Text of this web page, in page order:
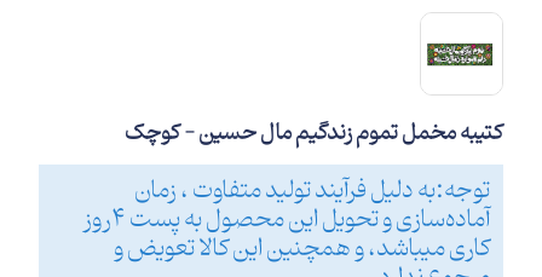
کتیبه مخمل تموم زندگیم مال حسین - کوچک
توجه:به دلیل فرآیند تولید متفاوت ، زمان
آماده‌سازی و تحویل این محصول به پست 4روز
کاری میباشد، و همچنین این کالا تعویض و